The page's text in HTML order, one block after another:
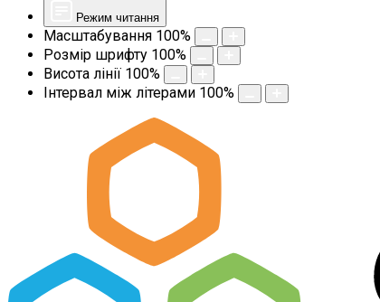
Режим читання
Масштабування 100%
Розмір шрифту 100%
Висота лінії 100%
Інтервал між літерами 100%